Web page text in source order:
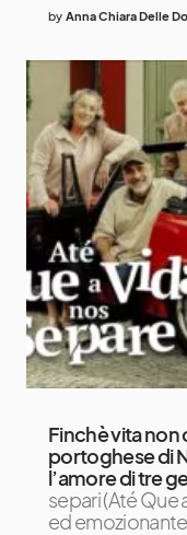
by Anna Chiara Delle
Finchè vita non
portoghese di
l’amore di tre
separi (Até Que
ed emozionante